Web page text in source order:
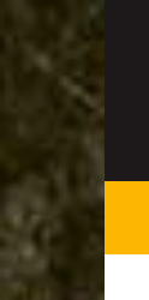
контенту